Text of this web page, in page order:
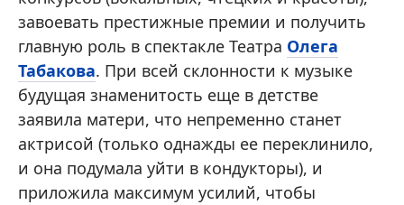
завоевать престижные премии и получить
главную роль в спектакле Театра Олега
Табакова. При всей склонности к музыке
будущая знаменитость еще в детстве
заявила матери, что непременно станет
актрисой (только однажды ее переклинило,
и она подумала уйти в кондукторы), и
приложила максимум усилий, чтобы